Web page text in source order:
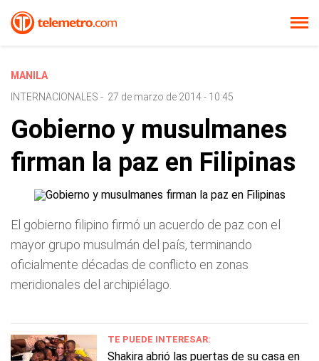
MANILA
INTERNACIONALES - 27 de marzo de 2014 - 10:45
Gobierno y musulmanes
firman la paz en Filipinas
El gobierno filipino firmó un acuerdo de paz con el
mayor grupo musulmán del país, terminando
oficialmente décadas de conflicto en zonas
meridionales del archipiélago.
TE PUEDE INTERESAR:
Shakira abrió las puertas de su casa en